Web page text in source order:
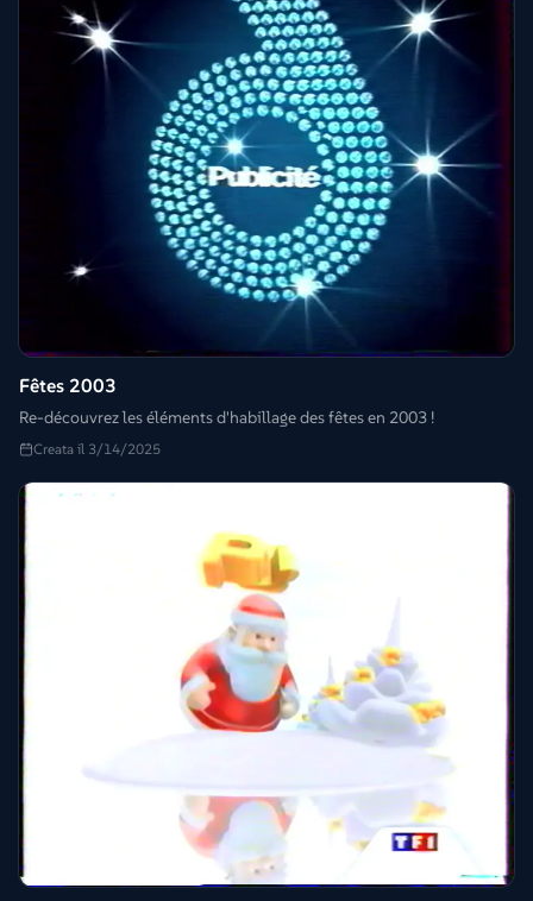
Fêtes 2003
Re-découvrez les éléments d'habillage des fêtes en 2003 !
Creata il 3/14/2025